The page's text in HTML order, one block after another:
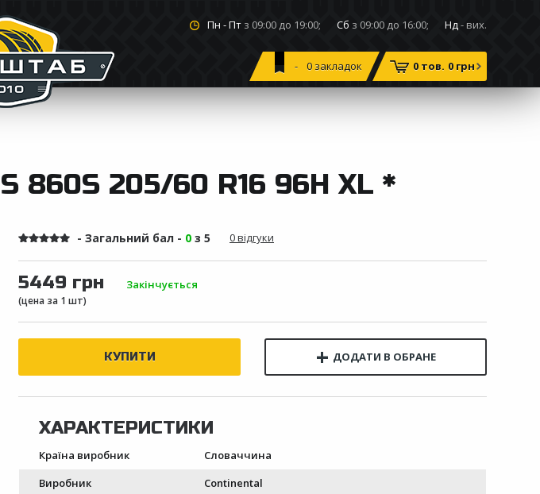
Пн - Пт з 09:00 до 19:00; Сб з 09:00 до 16:00; Нд- вих.
0закладок 0 тов. 0 грн
860S 205/60 R16 96H XL *
- Загальний бал - 0 з 5 0 відгуки
5449 грн Закінчується
Країна виробник
Словаччина
Виробник
Continental